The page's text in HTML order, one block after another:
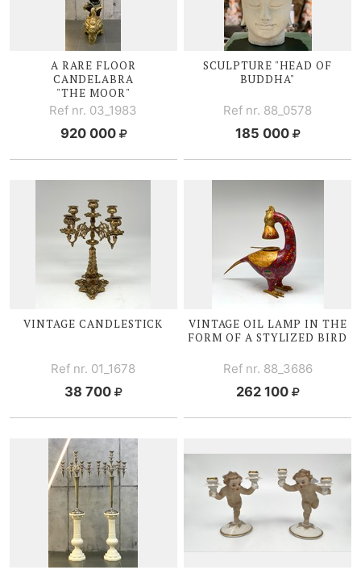
A RARE FLOOR
CANDELABRA
"THE MOOR"
Ref nr. 03_1983
920 000
SCULPTURE "HEAD OF
BUDDHA"
Ref nr. 88_0578
185 000
VINTAGE CANDLESTICK
Ref nr. 01_1678
38 700
VINTAGE OIL LAMP IN THE
FORM OF A STYLIZED BIRD
Ref nr. 88_3686
262 100